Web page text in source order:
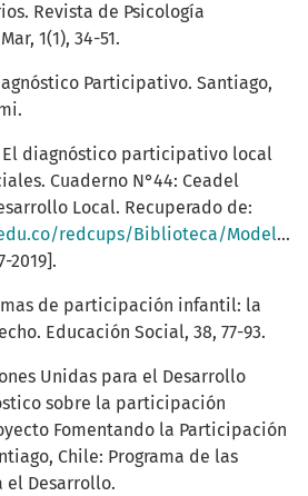
Revista de Psicología
1(1), 34-51.
Participativo. Santiago,
El diagnóstico participativo local
Cuaderno N°44: Ceadel
Local. Recuperado de:
redcups/Biblioteca/
2019].
de participación infantil: la
Educación Social, 38, 77-93.
Unidas para el Desarrollo
sobre la participación
Fomentando la Participación
Chile: Programa de las
el Desarrollo.